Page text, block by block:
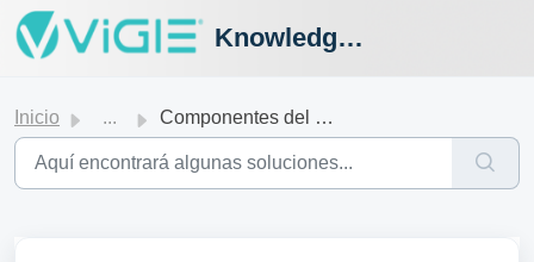
Knowledge Hub
Inicio ... Componentes del Equipo